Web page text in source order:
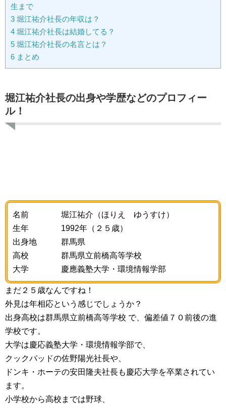
生まで
3 堀江祐介社長の年収は？
4 堀江祐介社長は結婚してる？
5 堀江祐介社長の名言とは？
6 まとめ
堀江祐介社長の出身や学歴などのプロフィー
ル！
名前 堀江祐介（ほりえ ゆうすけ）
生年 1992年（２５歳）
出身地 群馬県
高校 群馬県立前橋高等学校
大学 慶應義塾大学・環境情報学部
まだ２５歳なんですね！
外見は年相応という感じでしょうか？
出身高校は群馬県立前橋高等学校 で、偏差値７０前後の進
学校です。
大学は慶応義塾大学・環境情報学部で、
クックパッドの佐野陽光社長や、
ドンキ・ホーテの安田隆夫社長も慶応大学を卒業されてい
ます。
小学校から高校までは野球、